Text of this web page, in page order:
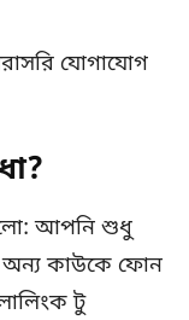
যোগাযোগ
আপনি শুধু
অন্য কাউকে ফোন
টু